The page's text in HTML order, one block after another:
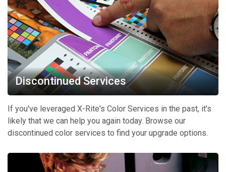
Discontinued Services
If you've leveraged X-Rite's Color Services in the past, it's
likely that we can help you again today. Browse our
discontinued color services to find your upgrade options.